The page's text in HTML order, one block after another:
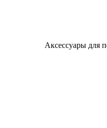
Аксессуары для